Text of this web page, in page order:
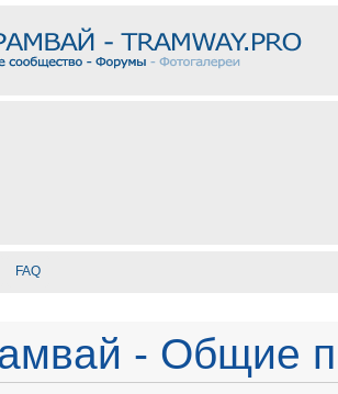
FAQ
- Общие